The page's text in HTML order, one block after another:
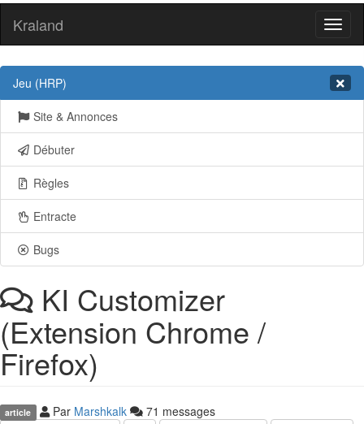
Kraland
Jeu (HRP)
Site & Annonces
Débuter
Règles
Entracte
Bugs
KI Customizer
(Extension Chrome /
Firefox)
article Par Marshkalk
71 messages